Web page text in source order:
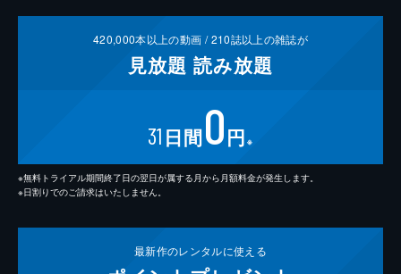
420,000本以上の動画 /210誌以上の雑誌が
見放題 読み放題
31 日間0円 ※
※無料トライアル期間終了日の翌日が属する月から月額料金が発生します。
※日割りでのご請求はいたしません。
最新作のレンタルに使える